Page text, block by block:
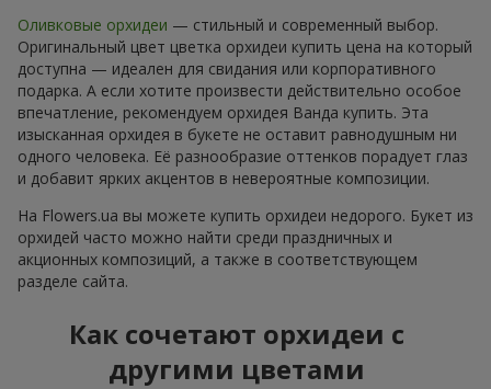
Оливковые орхидеи — стильный и современный выбор.
Оригинальный цвет цветка орхидеи купить цена на который
доступна — идеален для свидания или корпоративного
подарка. А если хотите произвести действительно особое
впечатление, рекомендуем орхидея Ванда купить. Эта
изысканная орхидея в букете не оставит равнодушным ни
одного человека. Её разнообразие оттенков порадует глаз
и добавит ярких акцентов в невероятные композиции.
На Flowers.ua вы можете купить орхидеи недорого. Букет из
орхидей часто можно найти среди праздничных и
акционных композиций, а также в соответствующем
разделе сайта.
Как сочетают орхидеи с
другими цветами